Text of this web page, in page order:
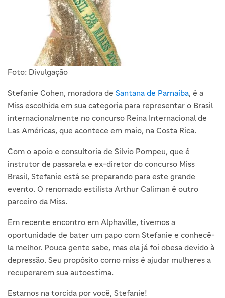
Foto: Divulgação
Stefanie Cohen, moradora de Santana de Parnaíba, é a
Miss escolhida em sua categoria para representar o Brasil
internacionalmente no concurso Reina Internacional de
Las Américas, que acontece em maio, na Costa Rica.
Com o apoio e consultoria de Silvio Pompeu, que é
instrutor de passarela e ex-diretor do concurso Miss
Brasil, Stefanie está se preparando para este grande
evento. O renomado estilista Arthur Caliman é outro
parceiro da Miss.
Em recente encontro em Alphaville, tivemos a
oportunidade de bater um papo com Stefanie e conhecê-
la melhor. Pouca gente sabe, mas ela já foi obesa devido à
depressão. Seu propósito como miss é ajudar mulheres a
recuperarem sua autoestima.
Estamos na torcida por você, Stefanie!